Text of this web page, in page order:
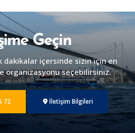
Geçin
dakikalar içersinde sizin için en
organizasyonu seçebilirsiniz.
72 İletişim Bilgileri